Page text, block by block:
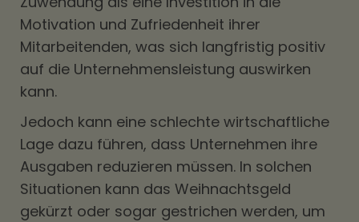
Motivation und Zufriedenheit ihrer
Mitarbeitenden, was sich langfristig positiv
auf die Unternehmensleistung auswirken
kann.
Jedoch kann eine schlechte wirtschaftliche
Lage dazu führen, dass Unternehmen ihre
Ausgaben reduzieren müssen. In solchen
Situationen kann das Weihnachtsgeld
gekürzt oder sogar gestrichen werden, um